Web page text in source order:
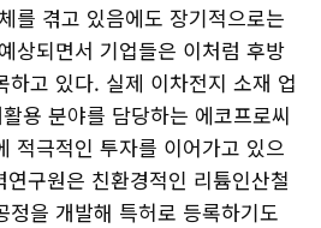
를 겪고 있음에도 장기적으로는
상되면서 기업들은 이처럼 후방
하고 있다. 실제 이차전지 소재 업
용 분야를 담당하는 에코프로씨
적극적인 투자를 이어가고 있으
구원은 친환경적인 리튬인산철
을 개발해 특허로 등록하기도